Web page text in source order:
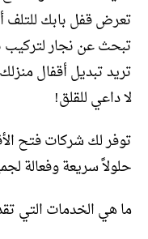
تعرض قفل بابك للتلف
تبحث عن نجار
تريد تبديل أقفال
لا داعي للقلق!
توفر لك شركات فتح
حلولاً سريعة وفعالة
ما هي الخدمات التي